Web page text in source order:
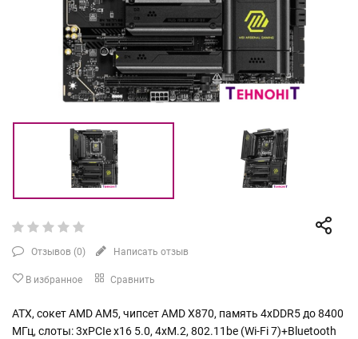
Отзывов (0) Написать отзыв
В избранное Сравнить
ATX, сокет AMD AM5, чипсет AMD X870, память 4xDDR5 до 8400
МГц, слоты: 3xPCIe x16 5.0, 4xM.2, 802.11be (Wi-Fi 7)+Bluetooth